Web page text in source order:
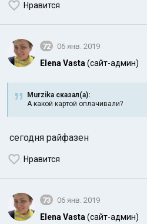
Нравится
72 06 янв. 2019
Elena Vasta (сайт-админ)
Murzika сказал(а):
А какой картой оплачивали?
сегодня райфазен
Нравится
73 06 янв. 2019
Elena Vasta (сайт-админ)